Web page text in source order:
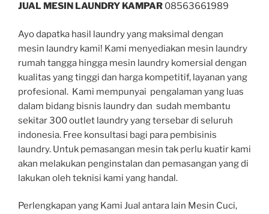
JUAL MESIN LAUNDRY KAMPAR 08563661989
Ayo dapatka hasil laundry yang maksimal dengan
mesin laundry kami! Kami menyediakan mesin laundry
rumah tangga hingga mesin laundry komersial dengan
kualitas yang tinggi dan harga kompetitif, layanan yang
profesional. Kami mempunyai pengalaman yang luas
dalam bidang bisnis laundry dan sudah membantu
sekitar 300 outlet laundry yang tersebar di seluruh
indonesia. Free konsultasi bagi para pembisinis
laundry. Untuk pemasangan mesin tak perlu kuatir kami
akan melakukan penginstalan dan pemasangan yang di
lakukan oleh teknisi kami yang handal.
Perlengkapan yang Kami Jual antara lain Mesin Cuci,